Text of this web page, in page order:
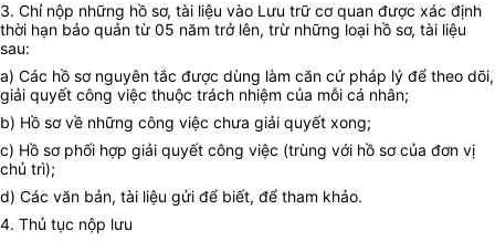
3. Chỉ nộp những hồ sơ, tài liệu vào Lưu trữ cơ quan được xác định
thời hạn bảo quản từ 05 năm trở lên, trừ những loại hồ sơ, tài liệu
sau:
a) Các hồ sơ nguyên tắc được dùng làm căn cứ pháp lý để theo dõi,
giải quyết công việc thuộc trách nhiệm của mỗi cá nhân;
b) Hồ sơ về những công việc chưa giải quyết xong;
c) Hồ sơ phối hợp giải quyết công việc (trùng với hồ sơ của đơn vị
chủ trì);
d) Các văn bản, tài liệu gửi để biết, để tham khảo.
4. Thủ tục nộp lưu